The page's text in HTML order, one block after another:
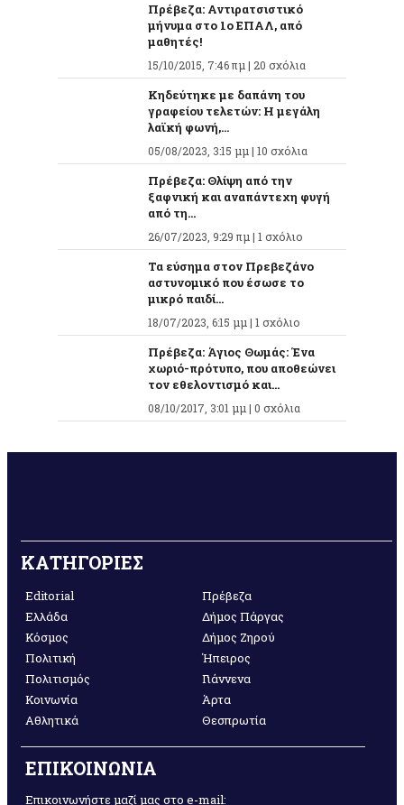
Πρέβεζα: Αντιρατσιστικό
μήνυμα στο 1ο ΕΠΑΛ, από
μαθητές!
15/10/2015, 7:46 πμ | 20 σχόλια
Κηδεύτηκε με δαπάνη του
γραφείου τελετών: Η μεγάλη
λαϊκή φωνή,...
05/08/2023, 3:15 μμ | 10 σχόλια
Πρέβεζα: Θλίψη από την
ξαφνική και αναπάντεχη φυγή
από τη...
26/07/2023, 9:29 πμ | 1 σχόλιο
Τα εύσημα στον Πρεβεζάνο
αστυνομικό που έσωσε το
μικρό παιδί...
18/07/2023, 6:15 μμ | 1 σχόλιο
Πρέβεζα: Άγιος Θωμάς: Ένα
χωριό-πρότυπο, που αποθεώνει
τον εθελοντισμό και...
08/10/2017, 3:01 μμ | 0 σχόλια
ΚΑΤΗΓΟΡΙΕΣ
Editorial
Ελλάδα
Κόσμος
Πολιτική
Πολιτισμός
Κοινωνία
Αθλητικά
Πρέβεζα
Δήμος Πάργας
Δήμος Ζηρού
Ήπειρος
Γιάννενα
Άρτα
Θεσπρωτία
ΕΠΙΚΟΙΝΩΝΙΑ
Επικοινωνήστε μαζί μας στο e-mail: